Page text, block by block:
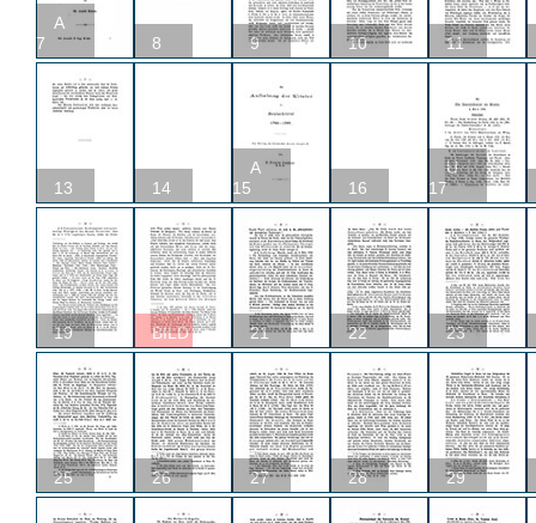
A
7
8 9 10 11
13 14
A
15
16
U
17
19 BILD 21 22 23
25 26 27 28 29